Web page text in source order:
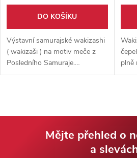
DO KOŠÍKU
Výstavní samurajské wakizashi
( wakizaši ) na motiv meče z
Posledního Samuraje.
Neostřená čepel vyrobena z
pochvou.
plně
Mějte přehled o
a